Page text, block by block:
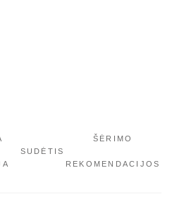
SUDĖTIS
ŠĖRIMO
REKOMENDACIJOS